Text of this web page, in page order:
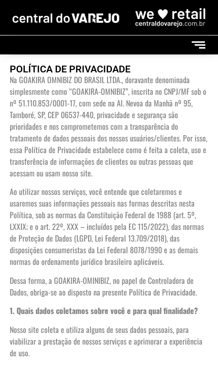
POLÍTICA DE PRIVACIDADE
Na GOAKIRA OMNIBIZ DO BRASIL LTDA., doravante denominada
simplesmente como “GOAKIRA-OMNIBIZ”, inscrita no CNPJ/MF sob o
nº 51.110.853/0001-17, com sede na Al. Nevoa da Manhã nº 95,
Tamboré, SP, CEP 06537-440, privacidade e segurança são
prioridades e nos comprometemos com a transparência do
tratamento de dados pessoais dos nossos usuários/clientes. Por isso,
essa Política de Privacidade estabelece como é feita a coleta, uso e
transferência de informações de clientes ou outras pessoas que
acessam ou usam nosso site.
Ao utilizar nossos serviços, você entende que coletaremos e
usaremos suas informações pessoais nas formas descritas nesta
Política, sob as normas da Constituição Federal de 1988 (art. 5º,
LXXIX; e o art. 22º, XXX – incluídos pela EC 115/2022), das normas
de Proteção de Dados (LGPD, Lei Federal 13.709/2018), das
disposições consumeristas da Lei Federal 8078/1990 e as demais
normas do ordenamento jurídico brasileiro aplicáveis.
Dessa forma, a GOAKIRA-OMINIBIZ, no papel de Controladora de
Dados, obriga-se ao disposto na presente Política de Privacidade.
1. Quais dados coletamos sobre você e para qual finalidade?
Nosso site coleta e utiliza alguns de seus dados pessoais, para
viabilizar a prestação de nossos serviços e aprimorar a experiência
de uso.